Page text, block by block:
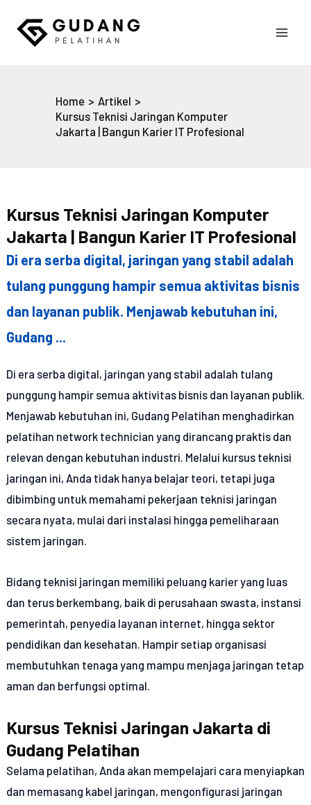
content
Home
Artikel
Kursus Teknisi Jaringan Komputer
Jakarta | Bangun Karier IT Profesional
Kursus Teknisi Jaringan Komputer
Jakarta | Bangun Karier IT Profesional
Di era serba digital, jaringan yang stabil adalah
tulang punggung hampir semua aktivitas bisnis
dan layanan publik. Menjawab kebutuhan ini,
Gudang ...
Di era serba digital, jaringan yang stabil adalah tulang
punggung hampir semua aktivitas bisnis dan layanan publik.
Menjawab kebutuhan ini, Gudang Pelatihan menghadirkan
pelatihan network technician yang dirancang praktis dan
relevan dengan kebutuhan industri. Melalui kursus teknisi
jaringan ini, Anda tidak hanya belajar teori, tetapi juga
dibimbing untuk memahami pekerjaan teknisi jaringan
secara nyata, mulai dari instalasi hingga pemeliharaan
sistem jaringan.
Bidang teknisi jaringan memiliki peluang karier yang luas
dan terus berkembang, baik di perusahaan swasta, instansi
pemerintah, penyedia layanan internet, hingga sektor
pendidikan dan kesehatan. Hampir setiap organisasi
membutuhkan tenaga yang mampu menjaga jaringan tetap
aman dan berfungsi optimal.
Kursus Teknisi Jaringan Jakarta di
Gudang Pelatihan
Selama pelatihan, Anda akan mempelajari cara menyiapkan
dan memasang kabel jaringan, mengonfigurasi jaringan